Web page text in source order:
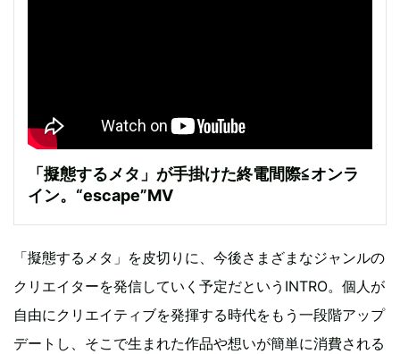
「擬態するメタ」が手掛けた終電間際≦オンラ
イン。“escape”MV
「擬態するメタ」を皮切りに、今後さまざまなジャンルの
クリエイターを発信していく予定だというINTRO。個人が
自由にクリエイティブを発揮する時代をもう一段階アップ
デートし、そこで生まれた作品や想いが簡単に消費される